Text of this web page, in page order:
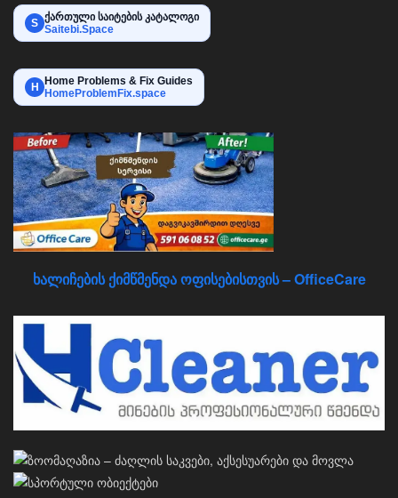
S ქართული საიტების კატალოგი
Saitebi.Space
H
Home Problems & Fix Guides
HomeProblemFix.space
ხალიჩების ქიმწმენდა ოფისებისთვის – OfficeCare